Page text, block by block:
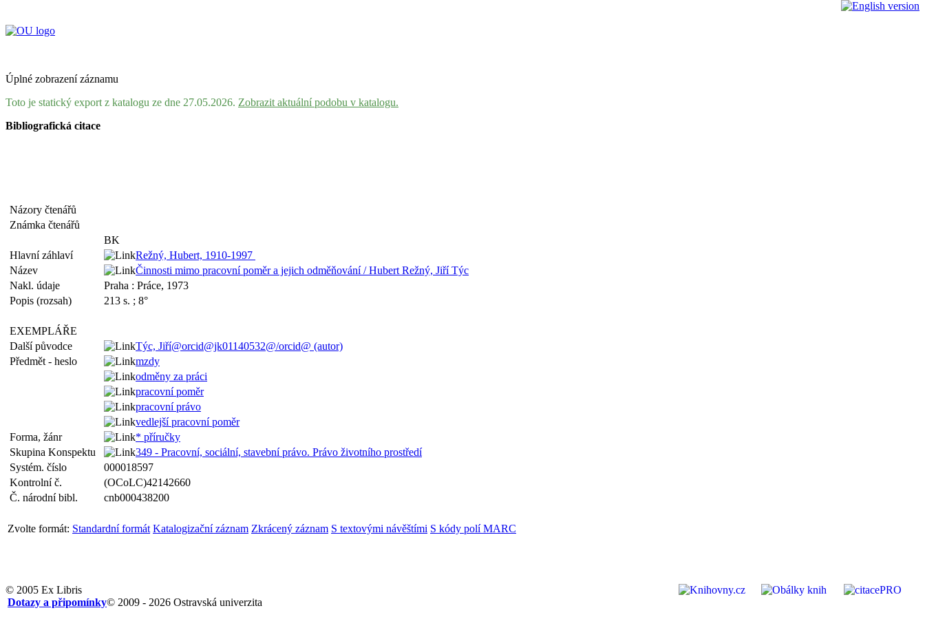
Úplné zobrazení záznamu
Toto je statický export z katalogu ze dne 27.05.2026. Zobrazit aktuální podobu v katalogu.
Bibliografická citace
Názory čtenářů
Známka čtenářů
BK
Hlavní záhlaví
Režný, Hubert, 1910-1997
Název
Činnosti mimo pracovní poměr a jejich odměňování / Hubert Režný, Jiří Týc
Nakl. údaje
Praha : Práce, 1973
Popis (rozsah)
213 s. ; 8°
EXEMPLÁŘE
Další původce
Týc, Jiří@orcid@jk01140532@/orcid@ (autor)
Předmět - heslo
mzdy
odměny za práci
pracovní poměr
pracovní právo
vedlejší pracovní poměr
Forma, žánr
* příručky
Skupina Konspektu
349 - Pracovní, sociální, stavební právo. Právo životního prostředí
Systém. číslo
000018597
Kontrolní č.
(OCoLC)42142660
Č. národní bibl.
cnb000438200
Zvolte formát: Standardní formát Katalogizační záznam Zkrácený záznam S textovými návěštími S kódy polí MARC
© 2005 Ex Libris
© 2009 - 2026 Ostravská univerzita
Dotazy a připomínky